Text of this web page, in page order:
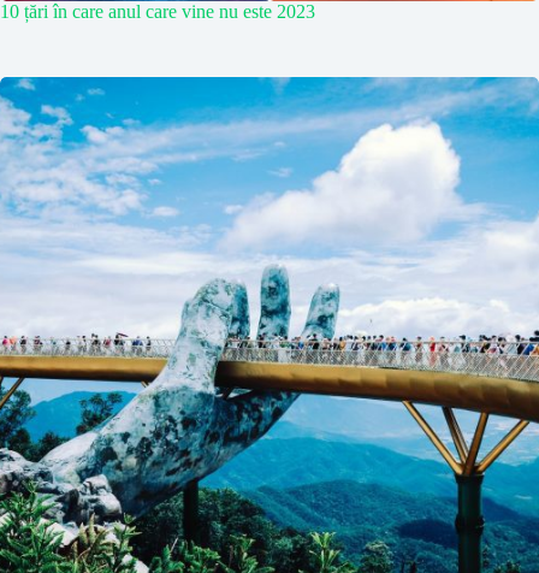
10 țări în care anul care vine nu este 2023